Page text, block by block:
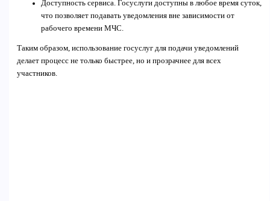
Доступность сервиса. Госуслуги доступны в любое время суток,
что позволяет подавать уведомления вне зависимости от
рабочего времени МЧС.
Таким образом, использование госуслуг для подачи уведомлений
делает процесс не только быстрее, но и прозрачнее для всех
участников.